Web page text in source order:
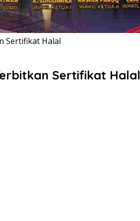
Sertifikat Halal
Sertifikat Halal